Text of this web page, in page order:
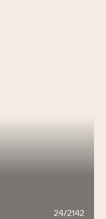
24/2142